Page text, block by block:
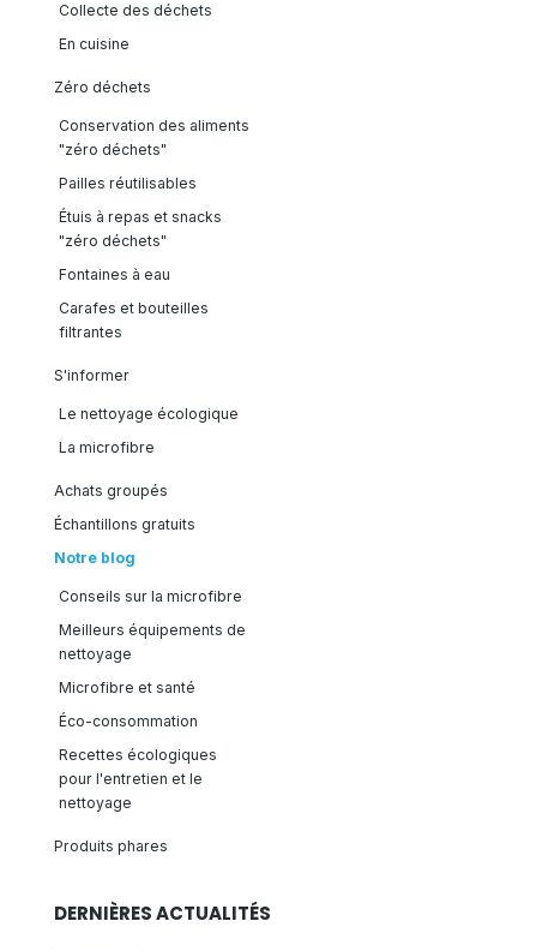
Collecte des déchets
En cuisine
Zéro déchets
Conservation des aliments
"zéro déchets"
Pailles réutilisables
Étuis à repas et snacks
"zéro déchets"
Fontaines à eau
Carafes et bouteilles
filtrantes
S'informer
Le nettoyage écologique
La microfibre
Achats groupés
Échantillons gratuits
Notre blog
Conseils sur la microfibre
Meilleurs équipements de
nettoyage
Microfibre et santé
Éco-consommation
Recettes écologiques
pour l'entretien et le
nettoyage
Produits phares
DERNIÈRES ACTUALITÉS